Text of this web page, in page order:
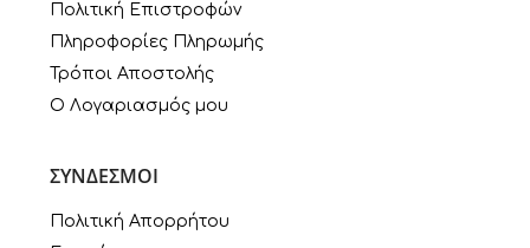
Πολιτική Επιστροφών
Πληροφορίες Πληρωμής
Τρόποι Αποστολής
Ο Λογαριασμός μου
ΣΥΝΔΕΣΜΟΙ
Πολιτική Απορρήτου